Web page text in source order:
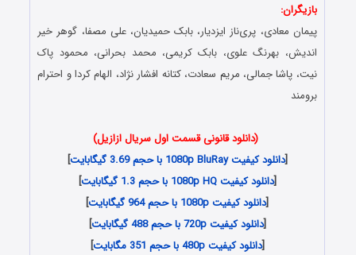
بازیگران:
پیمان معادی، پری‌ناز ایزدیار، بابک حمیدیان، علی مصفا، گوهر خیر
اندیش، بهرنگ علوی، بابک کریمی، محمد بحرانی، محمود پاک
نیت، پاشا جمالی، مریم سعادت، کتانه افشار نژاد، الهام کردا و احترام
برومند
(دانلود قانونی قسمت اول سریال ازازیل)
[دانلود کیفیت 1080p BluRay با حجم 3.69 گیگابایت
]
[دانلود کیفیت 1080p HQ با حجم 1.3 گیگابایت
]
[دانلود کیفیت 1080p با حجم 964 گیگابایت
]
[دانلود کیفیت 720p با حجم 488 گیگابایت
]
[دانلود کیفیت 480p با حجم 351 مگابایت
]